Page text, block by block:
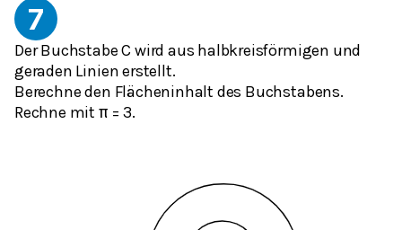
7
Der Buchstabe C wird aus halbkreisförmigen und
geraden Linien erstellt.
Berechne den Flächeninhalt des Buchstabens.
Rechne mit π= 3.